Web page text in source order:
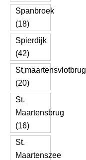
Spanbroek
(18)
Spierdijk
(42)
St,maartensvlotbrug
(20)
St.
Maartensbrug
(16)
St.
Maartenszee